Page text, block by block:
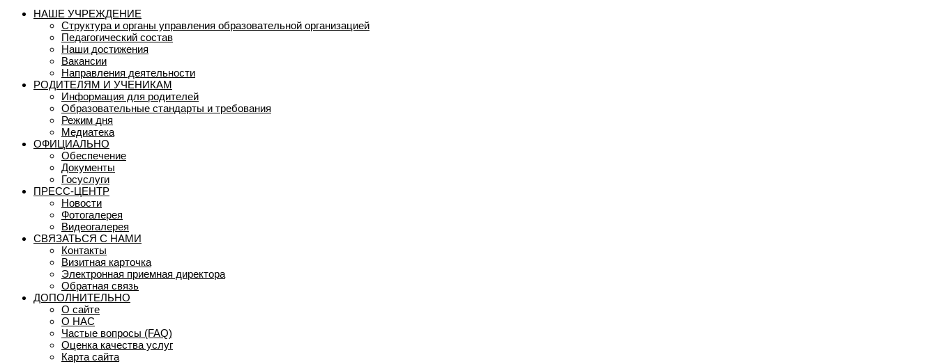
НАШЕ УЧРЕЖДЕНИЕ
Структура и органы управления образовательной организацией
Педагогический состав
Наши достижения
Вакансии
Направления деятельности
РОДИТЕЛЯМ И УЧЕНИКАМ
Информация для родителей
Образовательные стандарты и требования
Режим дня
Медиатека
ОФИЦИАЛЬНО
Обеспечение
Документы
Госуслуги
ПРЕСС-ЦЕНТР
Новости
Фотогалерея
Видеогалерея
СВЯЗАТЬСЯ С НАМИ
Контакты
Визитная карточка
Электронная приемная директора
Обратная связь
ДОПОЛНИТЕЛЬНО
О сайте
О НАС
Частые вопросы (FAQ)
Оценка качества услуг
Карта сайта